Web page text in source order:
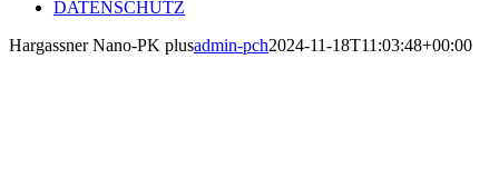
DATENSCHUTZ
Hargassner Nano-PK plusadmin-pch2024-11-18T11:03:48+00:00